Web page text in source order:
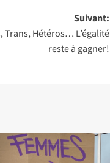
Suivant:
Trans, Hétéros… L’égalité
reste à gagner!